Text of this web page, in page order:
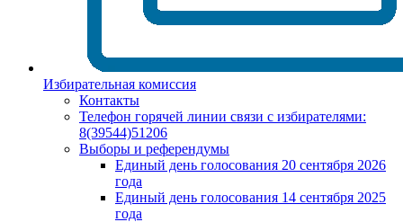
Избирательная комиссия
Контакты
Телефон горячей линии связи с избирателями:
8(39544)51206
Выборы и референдумы
Единый день голосования 20 сентября 2026
года
Единый день голосования 14 сентября 2025
года